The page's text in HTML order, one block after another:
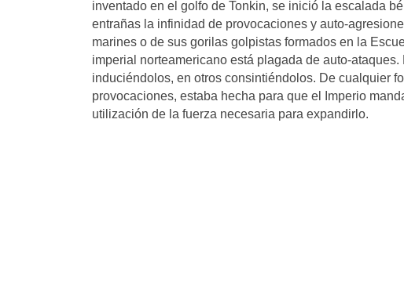
inventado en el golfo de Tonkin, se inició la escalada
entrañas la infinidad de provocaciones y auto-
marines o de sus gorilas golpistas formados en la
imperial norteamericano está plagada de auto-
induciéndolos, en otros consintiéndolos. De cualquier
provocaciones, estaba hecha para que el Imperio
utilización de la fuerza necesaria para expandirlo.